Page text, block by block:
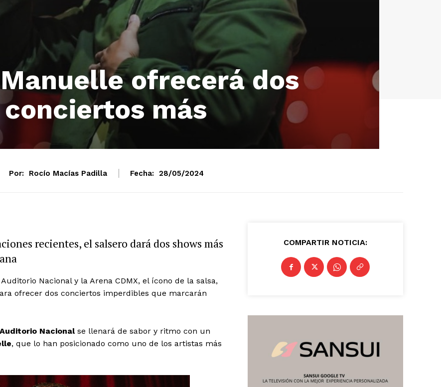
ofrecerá dos
conciertos más
Por: Rocío Macías Padilla Fecha: 28/05/2024
recientes, el salsero dará dos shows más
Nacional y la Arena CDMX, el ícono de la salsa,
ofrecer dos conciertos imperdibles que marcarán
Auditorio Nacionalse llenará de sabor y ritmo con un
, que lo han posicionado como uno de los artistas más
COMPARTIR NOTICIA: